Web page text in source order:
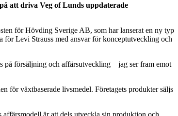
att driva Veg of Lunds uppdaterade
för Hövding Sverige AB, som har lanserat en ny typ
Levi Strauss med ansvar för konceptutveckling och
försäljning och affärsutveckling – jag ser fram emot
för växtbaserade livsmedel. Företagets produkter säljs
är att dels utveckla sin produktion och